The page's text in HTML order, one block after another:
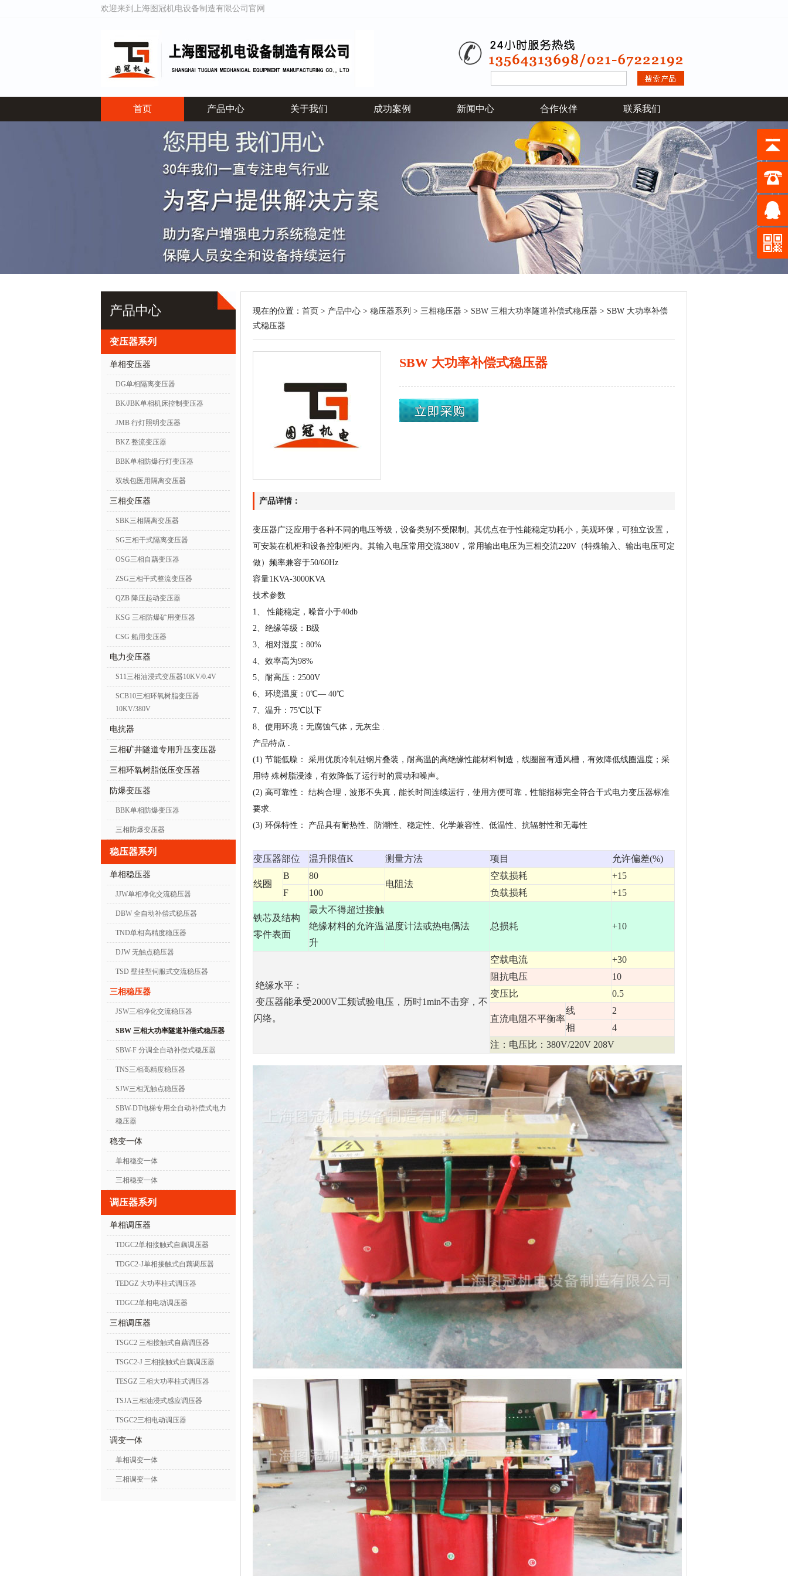
欢迎来到上海图冠机电设备制造有限公司官网
首页 产品中心 关于我们 成功案例 新闻中心 合作伙伴 联系我们
产品中心
变压器系列
单相变压器
DG单相隔离变压器
BK/JBK单相机床控制变压器
JMB 行灯照明变压器
BKZ 整流变压器
BBK单相防爆行灯变压器
双线包医用隔离变压器
三相变压器
SBK三相隔离变压器
SG三相干式隔离变压器
OSG三相自藕变压器
ZSG三相干式整流变压器
QZB 降压起动变压器
KSG 三相防爆矿用变压器
CSG 船用变压器
电力变压器
S11三相油浸式变压器10KV/0.4V
SCB10三相环氧树脂变压器
10KV/380V
电抗器
三相矿井隧道专用升压变压器
三相环氧树脂低压变压器
防爆变压器
BBK单相防爆变压器
三相防爆变压器
稳压器系列
单相稳压器
JJW单相净化交流稳压器
DBW 全自动补偿式稳压器
TND单相高精度稳压器
DJW 无触点稳压器
TSD 壁挂型伺服式交流稳压器
三相稳压器
JSW三相净化交流稳压器
SBW 三相大功率隧道补偿式稳压器
SBW-F 分调全自动补偿式稳压器
TNS三相高精度稳压器
SJW三相无触点稳压器
SBW-DT电梯专用全自动补偿式电力
稳压器
稳变一体
单相稳变一体
三相稳变一体
调压器系列
单相调压器
TDGC2单相接触式自藕调压器
TDGC2-J单相接触式自藕调压器
TEDGZ 大功率柱式调压器
TDGC2单相电动调压器
三相调压器
TSGC2 三相接触式自藕调压器
TSGC2-J 三相接触式自藕调压器
TESGZ 三相大功率柱式调压器
TSJA三相油浸式感应调压器
TSGC2三相电动调压器
调变一体
单相调变一体
三相调变一体
现在的位置： 首页 > 产品中心 > 稳压器系列 > 三相稳压器 > SBW 三相大功率隧道补偿式稳压器 > SBW 大功率补偿
式稳压器
SBW 大功率补偿式稳压器
产品详情：
变压器广泛应用于各种不同的电压等级，设备类别不受限制。其优点在于性能稳定功耗小，美观环保，可独立设置，
可安装在机柜和设备控制柜内。其输入电压常用交流380V，常用输出电压为三相交流220V（特殊输入、输出电压可定
做）频率兼容于50/60Hz
容量1KVA-3000KVA
技术参数
1、 性能稳定，噪音小于40db
2、绝缘等级：B级
3、相对湿度：80%
4、效率高为98%
5、耐高压：2500V
6、环境温度：0℃— 40℃
7、温升：75℃以下
8、使用环境：无腐蚀气体，无灰尘 .
产品特点 .
(1) 节能低噪： 采用优质冷轧硅钢片叠装，耐高温的高绝缘性能材料制造，线圈留有通风槽，有效降低线圈温度；采
用特 殊树脂浸漆，有效降低了运行时的震动和噪声。
(2) 高可靠性： 结构合理，波形不失真，能长时间连续运行，使用方便可靠，性能指标完全符合干式电力变压器标准
要求.
(3) 环保特性： 产品具有耐热性、防潮性、稳定性、化学兼容性、低温性、抗辐射性和无毒性
变压器部位 温升限值K 测量方法 项目 允许偏差(%)
线圈
B
80
电阻法
空载损耗
+15
F
100 负载损耗 +15
铁芯及结构
零件表面
最大不得超过接触
绝缘材料的允许温
升
温度计法或热电偶法 总损耗 +10
绝缘水平：
变压器能承受2000V工频试验电压，历时1min不击穿，不
闪络。
空载电流
+30
阻抗电压
10
变压比
0.5
直流电阻不平衡率
线
2
相
4
注：电压比：380V/220V 208V